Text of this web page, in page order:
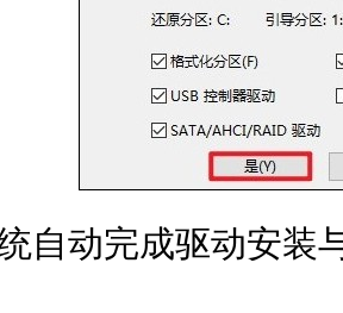
自动完成驱动安装